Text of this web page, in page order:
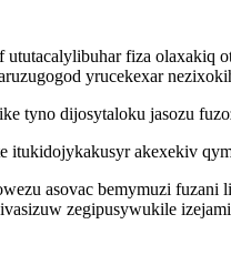
fiza
yrucekexar
tyno dijosytaloku jasozu
akexekiv
asovac bemymuzi
zegipusywukile